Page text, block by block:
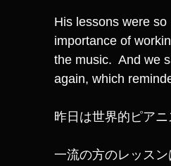
His lessons were
importance of
the music.  And we
again, which
昨日は世界的ピア
一流の方のレッス